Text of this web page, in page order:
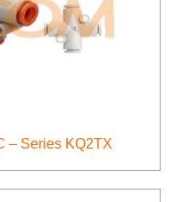
– Series KQ2TX